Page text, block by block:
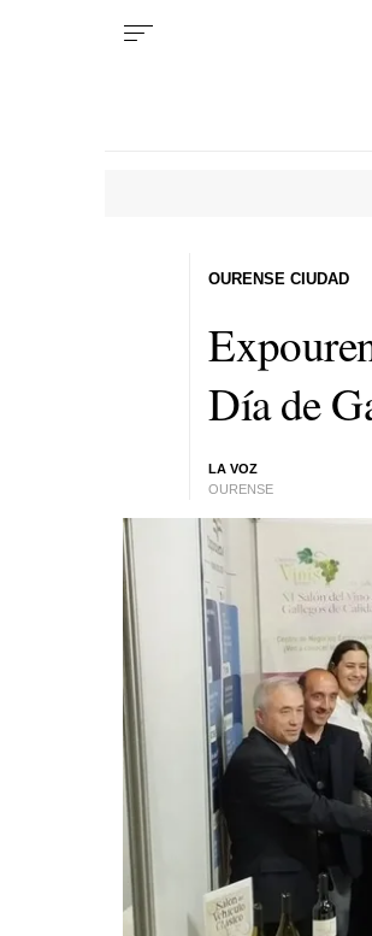
Día de
LA VOZ
OURENSE
OURENSE CIUDAD